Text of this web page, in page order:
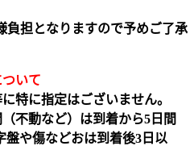
負担となりますので予めご了承
いて
特に指定はございません。
不動など）は到着から5日間
盤や傷などおは到着後3日以